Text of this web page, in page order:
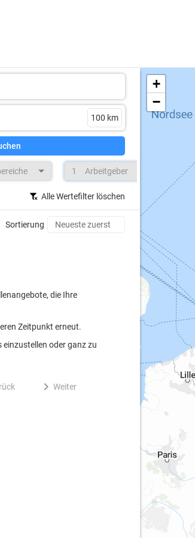
1 Arbeitgeber
Alle Wertefilter löschen
Sortierung
die Ihre
Zeitpunkt erneut.
einzustellen oder ganz zu
Weiter
+
−